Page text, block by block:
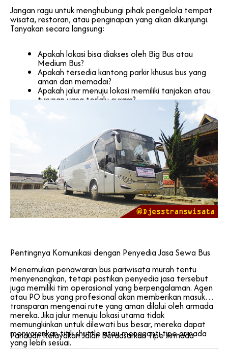
Jangan ragu untuk menghubungi pihak pengelola tempat
wisata, restoran, atau penginapan yang akan dikunjungi.
Tanyakan secara langsung:
Apakah lokasi bisa diakses oleh Big Bus atau
Medium Bus?
Apakah tersedia kantong parkir khusus bus yang
aman dan memadai?
Apakah jalur menuju lokasi memiliki tanjakan atau
turunan yang terlalu curam?
Pentingnya Komunikasi dengan Penyedia Jasa Sewa Bus
Menemukan penawaran bus pariwisata murah tentu
menyenangkan, tetapi pastikan penyedia jasa tersebut
juga memiliki tim operasional yang berpengalaman. Agen
atau PO bus yang profesional akan memberikan masukan
transparan mengenai rute yang aman dilalui oleh armada
mereka. Jika jalur menuju lokasi utama tidak
memungkinkan untuk dilewati bus besar, mereka dapat
menyarankan titik shuttle atau mengganti tipe armada
yang lebih sesuai.
Panduan Kelayakan Jalan Berdasarkan Tipe Armada